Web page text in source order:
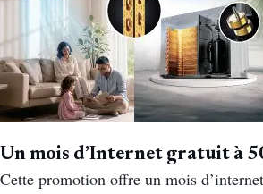
Un mois d’Internet gratuit à
Cette promotion offre un mois